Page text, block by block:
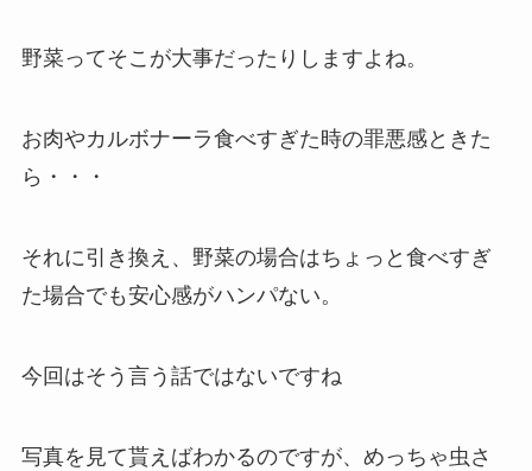
野菜ってそこが大事だったりしますよね。
お肉やカルボナーラ食べすぎた時の罪悪感ときた
ら・・・
それに引き換え、野菜の場合はちょっと食べすぎ
た場合でも安心感がハンパない。
今回はそう言う話ではないですね
写真を見て貰えばわかるのですが、めっちゃ虫さ